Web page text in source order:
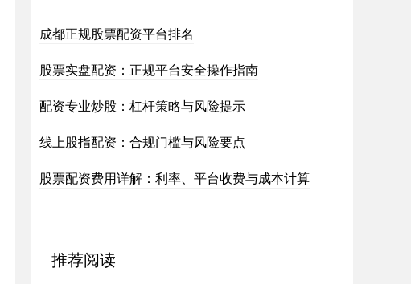
成都正规股票配资平台排名
股票实盘配资：正规平台安全操作指南
配资专业炒股：杠杆策略与风险提示
线上股指配资：合规门槛与风险要点
股票配资费用详解：利率、平台收费与成本计算
推荐阅读